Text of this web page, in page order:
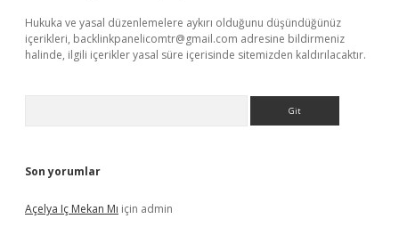
Hukuka ve yasal düzenlemelere aykırı olduğunu düşündüğünüz
içerikleri, backlinkpanelicomtr@gmail.com adresine bildirmeniz
halinde, ilgili içerikler yasal süre içerisinde sitemizden kaldırılacaktır.
Son yorumlar
Açelya Iç Mekan Mı için admin